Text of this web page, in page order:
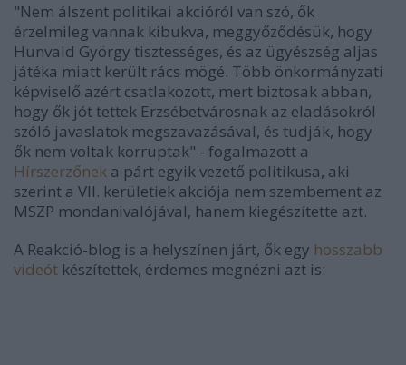
"Nem álszent politikai akcióról van szó, ők
érzelmileg vannak kibukva, meggyőződésük, hogy
Hunvald György tisztességes, és az ügyészség aljas
játéka miatt került rács mögé. Több önkormányzati
képviselő azért csatlakozott, mert biztosak abban,
hogy ők jót tettek Erzsébetvárosnak az eladásokról
szóló javaslatok megszavazásával, és tudják, hogy
ők nem voltak korruptak" - fogalmazott a
Hírszerzőnek a párt egyik vezető politikusa, aki
szerint a VII. kerületiek akciója nem szembement az
MSZP mondanivalójával, hanem kiegészítette azt.
A Reakció-blog is a helyszínen járt, ők egy hosszabb
videót készítettek, érdemes megnézni azt is: